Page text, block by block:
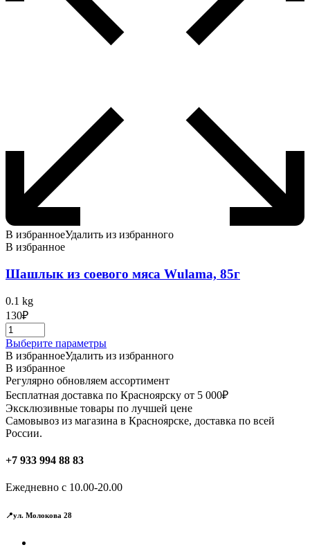
В избранноеУдалить из избранного
В избранное
Шашлык из соевого мяса Wulama, 85г
0.1 kg
130₽
Выберите параметрыЭтот
товар
несколько
вариаций.
Опции
можно
выбрать
В избранноеУдалить из избранного
В избранное
Регулярно обновляем ассортимент
Бесплатная доставка по Красноярску от 5 000₽
Эксклюзивные товары по лучшей цене
Самовывоз из магазина в Красноярске, доставка по всей
России.
+7 933 994 88 83
Ежедневно с 10.00-20.00
📍ул. Молокова 28